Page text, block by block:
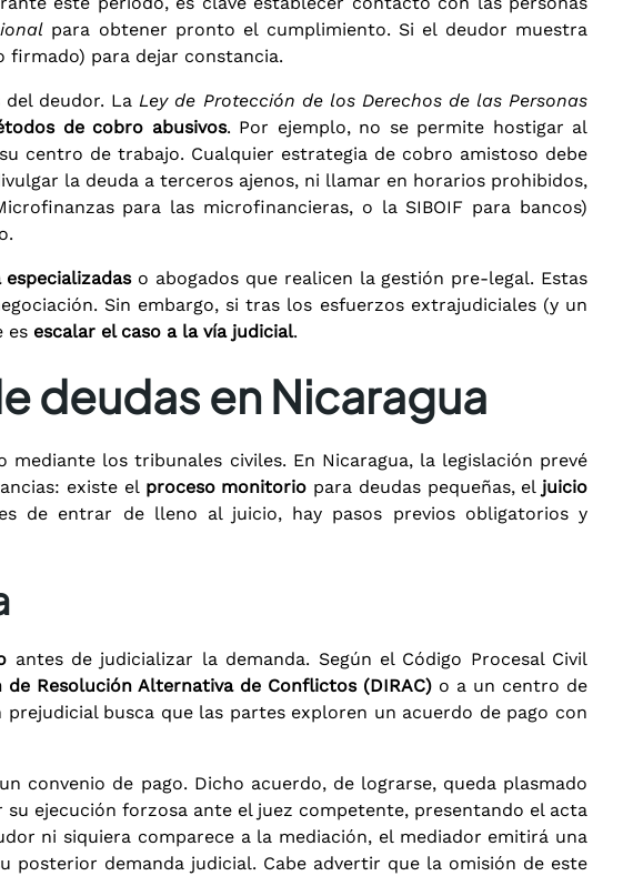
para obtener pronto el cumplimiento. Si el deudor muestra
firmado) para dejar constancia.
del deudor. LaLey de Protección de los Derechos de las Personas
de cobro abusivos. Por ejemplo, no se permite hostigar al
centro de trabajo. Cualquier estrategia de cobro amistoso debe
la deuda a terceros ajenos, ni llamar en horarios prohibidos,
para las microfinancieras, o la SIBOIF para bancos)
o abogados que realicen la gestión pre-legal. Estas
Sin embargo, si tras los esfuerzos extrajudiciales (y un
es escalar el caso a la vía judicial.
deudas en Nicaragua
mediante los tribunales civiles. En Nicaragua, la legislación prevé
existe el proceso monitorio para deudas pequeñas, el juicio
de entrar de lleno al juicio, hay pasos previos obligatorios y
antes de judicializar la demanda. Según el Código Procesal Civil
de Resolución Alternativa de Conflictos (DIRAC) o a un centro de
busca que las partes exploren un acuerdo de pago con
convenio de pago. Dicho acuerdo, de lograrse, queda plasmado
ejecución forzosa ante el juez competente, presentando el acta
ni siquiera comparece a la mediación, el mediador emitirá una
posterior demanda judicial. Cabe advertir que la omisión de este